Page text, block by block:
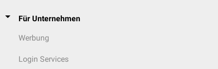
Für Unternehmen
Werbung
Login Services